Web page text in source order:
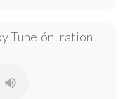
Tunelón Iration